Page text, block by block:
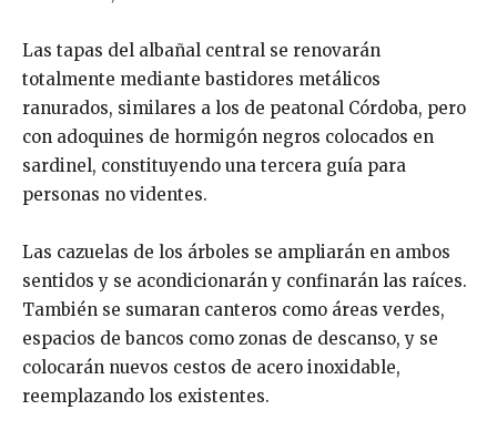
Las tapas del albañal central se renovarán
totalmente mediante bastidores metálicos
ranurados, similares a los de peatonal Córdoba, pero
con adoquines de hormigón negros colocados en
sardinel, constituyendo una tercera guía para
personas no videntes.
Las cazuelas de los árboles se ampliarán en ambos
sentidos y se acondicionarán y confinarán las raíces.
También se sumaran canteros como áreas verdes,
espacios de bancos como zonas de descanso, y se
colocarán nuevos cestos de acero inoxidable,
reemplazando los existentes.